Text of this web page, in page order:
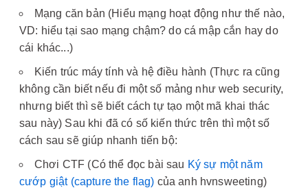
Mạng căn bản (Hiểu mạng hoạt động như thế nào,
VD: hiểu tại sao mạng chậm? do cá mập cắn hay do
cái khác...)
Kiến trúc máy tính và hệ điều hành (Thực ra cũng
không cần biết nếu đi một số mảng như web security,
nhưng biết thì sẽ biết cách tự tạo một mã khai thác
sau này) Sau khi đã có số kiến thức trên thì một số
cách sau sẽ giúp nhanh tiến bộ:
Chơi CTF (Có thể đọc bài sau Ký sự một năm
cướp giật (capture the flag) của anh hvnsweeting)